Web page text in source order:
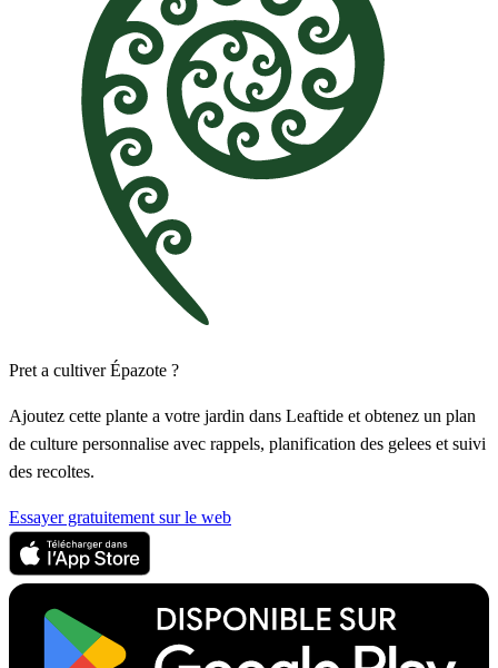
Pret a cultiver Épazote ?
Ajoutez cette plante a votre jardin dans Leaftide et obtenez un plan
de culture personnalise avec rappels, planification des gelees et suivi
des recoltes.
Essayer gratuitement sur le web